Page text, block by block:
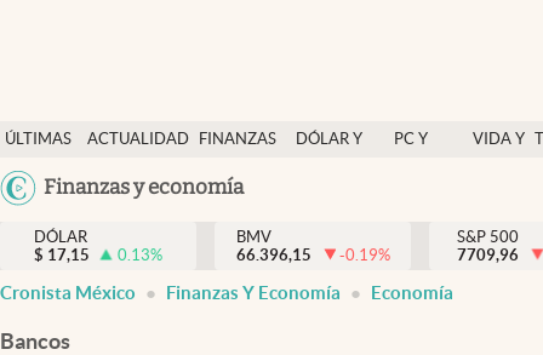
ÚLTIMAS
NOTICIAS
ACTUALIDAD
FINANZAS
DÓLAR Y
PC Y
VIDA Y
México
Finanzas y economía
Actualidad
Finanzas y economía
Dólar y mercados
DÓLAR
$ 17,15 0.13%
BMV
66.396,15
-0.19%
S&P 500
7709,96
Cronista México Finanzas Y Economía Economía
Bancos